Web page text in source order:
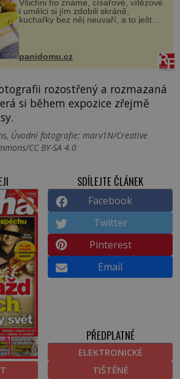
Všichni ho známe, císařové, vítězové
i umělci si jím zdobili skráně,
kuchařky bez něj neuvaří, a to ještě
nevíte, že bobkový list může výrazně
zmírnit některé naše neduhy.
Obsahuje v malém množství ně...
panidomu.cz
rozostřený a rozmazaná
si během expozice zřejmě
Úvodní fotografie: marv1N/Creative
CC BY-SA 4.0
SDÍLEJTE ČLÁNEK
Facebook
Twitter
Pinterest
Email
PŘEDPLATNÉ
ELEKTRONICKÉ
TIŠTĚNÉ